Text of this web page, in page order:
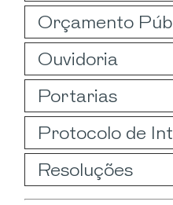
Orçamento
Ouvidoria
Portarias
Protocolo de
Resoluções